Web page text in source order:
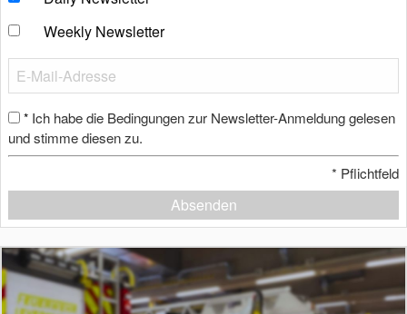
Weekly Newsletter
* Ich habe die Bedingungen zur Newsletter-Anmeldung gelesen
und stimme diesen zu.
* Pflichtfeld
Absenden